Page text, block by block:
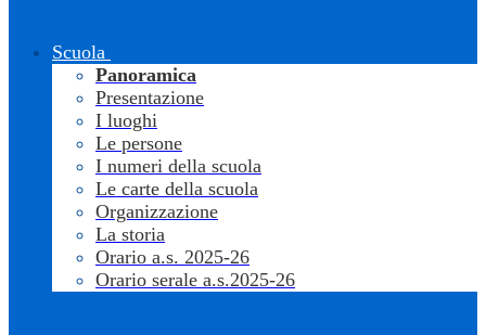
Scuola
Panoramica
Presentazione
I luoghi
Le persone
I numeri della scuola
Le carte della scuola
Organizzazione
La storia
Orario a.s. 2025-26
Orario serale a.s.2025-26